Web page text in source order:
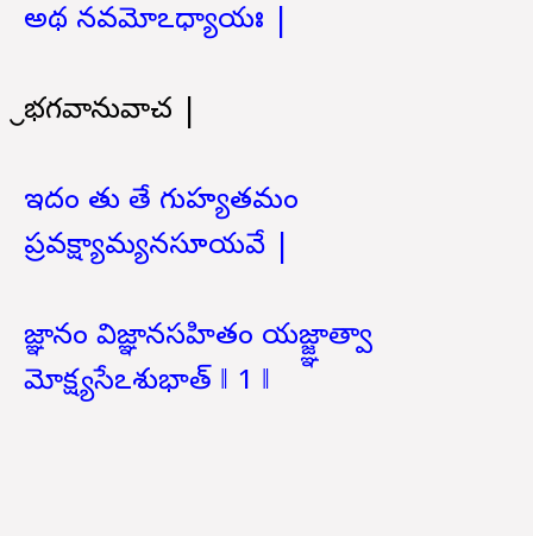
అథ నవమోఽధ్యాయః |
శ్రీభగవానువాచ |
ఇదం తు తే గుహ్యతమం
ప్రవక్ష్యామ్యనసూయవే |
జ్ఞానం విజ్ఞానసహితం యజ్జ్ఞాత్వా
మోక్ష్యసేఽశుభాత్ ‖ 1 ‖